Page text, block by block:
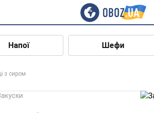
Напої Шефи
з сиром